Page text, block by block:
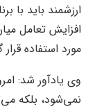
ارزشمند باید با
افزایش تعامل
مورد استفاده قرار
وی یادآور شد:
نمی‌شود، بلکه